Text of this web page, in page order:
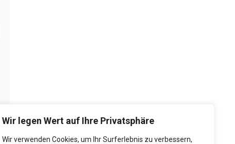
Wir legen Wert auf Ihre Privatsphäre
Wir verwenden Cookies, um Ihr Surferlebnis zu verbessern,